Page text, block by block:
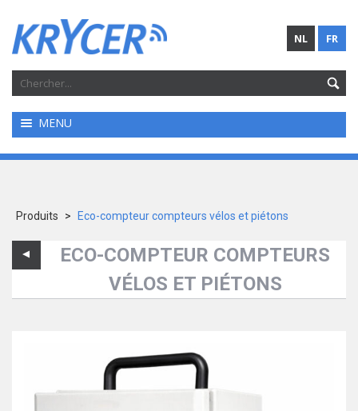
FR
NL
MENU
Produits > Eco-compteur compteurs vélos et piétons
ECO-COMPTEUR COMPTEURS
VÉLOS ET PIÉTONS